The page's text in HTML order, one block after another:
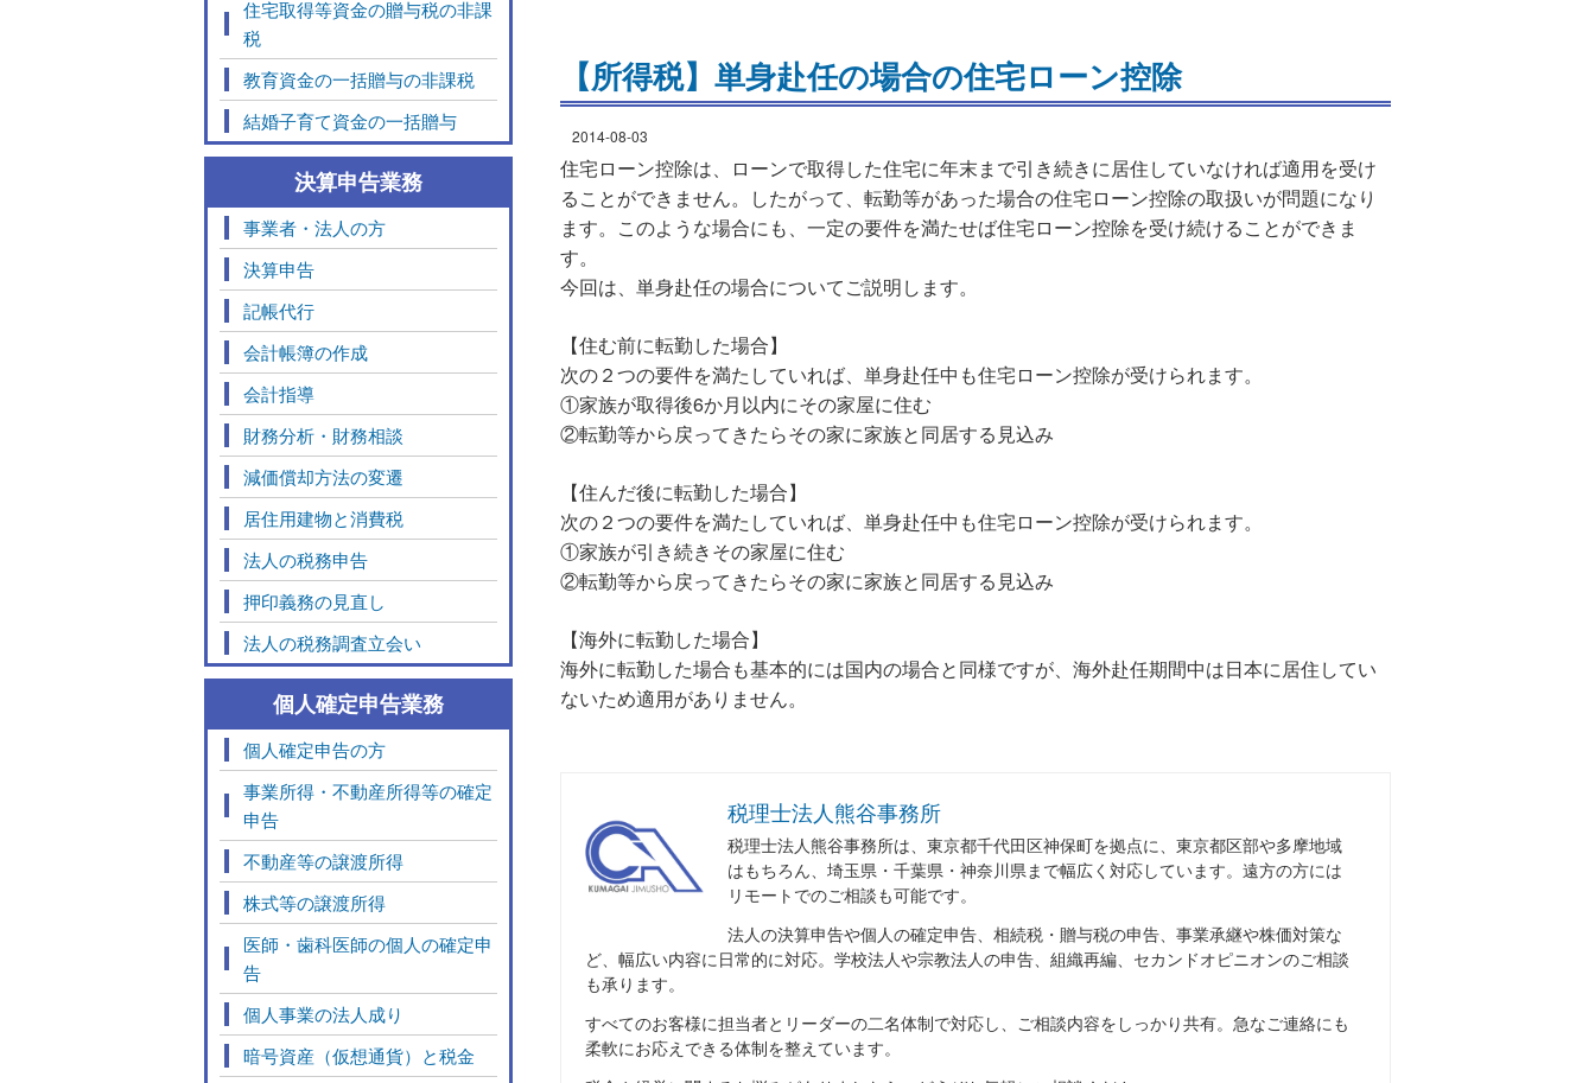
【所得税】単身赴任の場合の住宅ローン控除
2014-08-03
住宅ローン控除は、ローンで取得した住宅に年末まで引き続きに居住していなければ適用を受け
ることができません。したがって、転勤等があった場合の住宅ローン控除の取扱いが問題になり
ます。このような場合にも、一定の要件を満たせば住宅ローン控除を受け続けることができま
す。
今回は、単身赴任の場合についてご説明します。
【住む前に転勤した場合】
次の２つの要件を満たしていれば、単身赴任中も住宅ローン控除が受けられます。
①家族が取得後6か月以内にその家屋に住む
②転勤等から戻ってきたらその家に家族と同居する見込み
【住んだ後に転勤した場合】
次の２つの要件を満たしていれば、単身赴任中も住宅ローン控除が受けられます。
①家族が引き続きその家屋に住む
②転勤等から戻ってきたらその家に家族と同居する見込み
【海外に転勤した場合】
海外に転勤した場合も基本的には国内の場合と同様ですが、海外赴任期間中は日本に居住してい
ないため適用がありません。
税理士法人熊谷事務所
税理士法人熊谷事務所は、東京都千代田区神保町を拠点に、東京都区部や多摩地域
はもちろん、埼玉県・千葉県・神奈川県まで幅広く対応しています。遠方の方には
リモートでのご相談も可能です。
法人の決算申告や個人の確定申告、相続税・贈与税の申告、事業承継や株価対策な
ど、幅広い内容に日常的に対応。学校法人や宗教法人の申告、組織再編、セカンドオピニオンのご相談
も承ります。
すべてのお客様に担当者とリーダーの二名体制で対応し、ご相談内容をしっかり共有。急なご連絡にも
柔軟にお応えできる体制を整えています。
住宅取得等資金の贈与税の非課
税
教育資金の一括贈与の非課税
結婚子育て資金の一括贈与
決算申告業務
事業者・法人の方
決算申告
記帳代行
会計帳簿の作成
会計指導
財務分析・財務相談
減価償却方法の変遷
居住用建物と消費税
法人の税務申告
押印義務の見直し
法人の税務調査立会い
個人確定申告業務
個人確定申告の方
事業所得・不動産所得等の確定
申告
不動産等の譲渡所得
株式等の譲渡所得
医師・歯科医師の個人の確定申
告
個人事業の法人成り
暗号資産（仮想通貨）と税金